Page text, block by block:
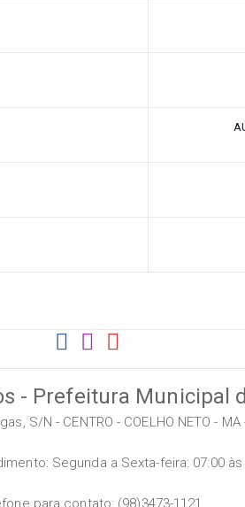
- Prefeitura Municipal
S/N - CENTRO - COELHO NETO - MA
Segunda a Sexta-feira: 07:00 às
para contato: (98)3473-1121